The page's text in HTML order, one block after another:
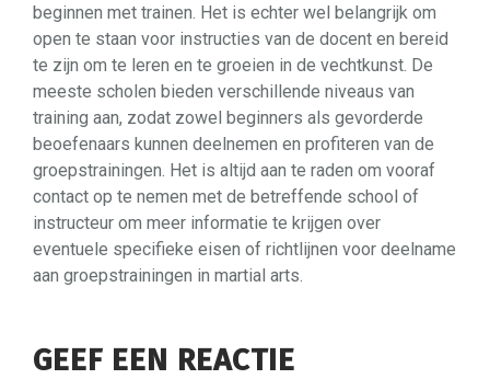
beginnen met trainen. Het is echter wel belangrijk om
open te staan voor instructies van de docent en bereid
te zijn om te leren en te groeien in de vechtkunst. De
meeste scholen bieden verschillende niveaus van
training aan, zodat zowel beginners als gevorderde
beoefenaars kunnen deelnemen en profiteren van de
groepstrainingen. Het is altijd aan te raden om vooraf
contact op te nemen met de betreffende school of
instructeur om meer informatie te krijgen over
eventuele specifieke eisen of richtlijnen voor deelname
aan groepstrainingen in martial arts.
GEEF EEN REACTIE